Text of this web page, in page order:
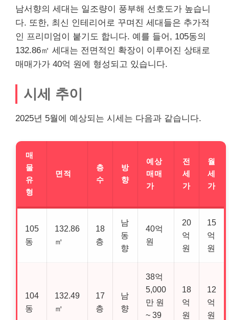
남서향의 세대는 일조량이 풍부해 선호도가 높습니
다. 또한, 최신 인테리어로 꾸며진 세대들은 추가적
인 프리미엄이 붙기도 합니다. 예를 들어, 105동의
132.86㎡ 세대는 전면적인 확장이 이루어진 상태로
매매가가 40억 원에 형성되고 있습니다.
시세 추이
2025년 5월에 예상되는 시세는 다음과 같습니다.
매
물
유
형
면적
층
수
방
향
예상
매매
가
전
세
가
월
세
가
105
동
132.86
㎡
18
층
남
동
향
40억
원
20
억
원
15
억
원
104
동
132.49
㎡
17
층
남
향
38억
5,000
만 원
~ 39
18
억
원
12
억
원